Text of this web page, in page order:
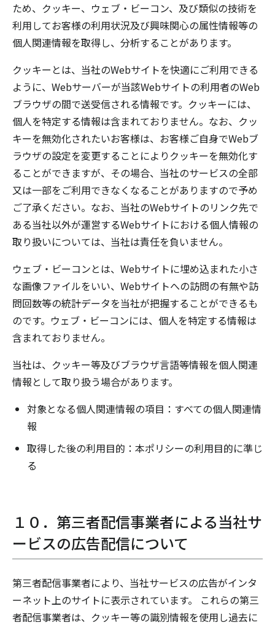
ため、クッキー、ウェブ・ビーコン、及び類似の技術を
利用してお客様の利用状況及び興味関心の属性情報等の
個人関連情報を取得し、分析することがあります。
クッキーとは、当社のWebサイトを快適にご利用できる
ように、Webサーバーが当該Webサイトの利用者のWeb
ブラウザの間で送受信される情報です。クッキーには、
個人を特定する情報は含まれておりません。なお、クッ
キーを無効化されたいお客様は、お客様ご自身でWebブ
ラウザの設定を変更することによりクッキーを無効化す
ることができますが、その場合、当社のサービスの全部
又は一部をご利用できなくなることがありますので予め
ご了承ください。なお、当社のWebサイトのリンク先で
ある当社以外が運営するWebサイトにおける個人情報の
取り扱いについては、当社は責任を負いません。
ウェブ・ビーコンとは、Webサイトに埋め込まれた小さ
な画像ファイルをいい、Webサイトへの訪問の有無や訪
問回数等の統計データを当社が把握することができるも
のです。ウェブ・ビーコンには、個人を特定する情報は
含まれておりません。
当社は、クッキー等及びブラウザ言語等情報を個人関連
情報として取り扱う場合があります。
対象となる個人関連情報の項目：すべての個人関連情
報
取得した後の利用目的：本ポリシーの利用目的に準じ
る
１０．第三者配信事業者による当社サ
ービスの広告配信について
第三者配信事業者により、当社サービスの広告がインタ
ーネット上のサイトに表示されています。 これらの第三
者配信事業者は、クッキー等の識別情報を使用し過去に